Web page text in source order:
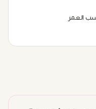
العمر